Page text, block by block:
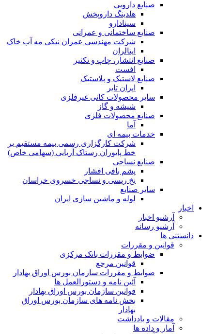
صنایع دارویی
هلدینگ داروپخش
سینادارو
صنایع ساختمانی و عمرانی
شرکت مهندسی عمران نیکی مه آب خاک
ایتالران
صنایع انتشار، چاپ و تکثير
افست
صنایع لاستیک و پلاستیک
ایران تایر
ساير محصولات كانی غيرفلزی
شیشه و گاز
صنایع محصولات فلزی
آما
خدمات بیمه ای
شرکت کارگزاری رسمی بیمه مستقیم بر
خط پایوران رستاک آریایی (سهامی خاص)
صنایع نساجی
پشم بافی افشار
نخ ریسی و نساجی خسروی خراسان
سایر صنایع
لوله و ماشین سازی ایران
اخبار
آرشیو اخبار
آرشیو رسانه
دانستنی ها
قوانین و مقررات
ضوابط و مقررات بانک مرکزی
قوانين مرجع
ضوابط و مقررات سازمان بورس اوراق بهادار
آئین نامه و دستورالعمل ها
قوانین سازمان بورس اوراق بهادار
بخش نامه های سازمان بورس اوراق
بهادار
مقالات و یادداشت
آمار و داده ها